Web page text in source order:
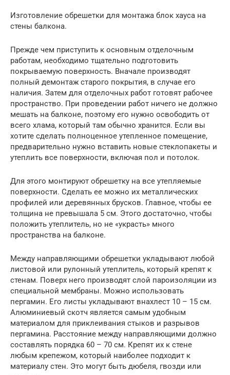
Изготовление обрешетки для монтажа блок хауса на
стены балкона.
Прежде чем приступить к основным отделочным
работам, необходимо тщательно подготовить
покрываемую поверхность. Вначале производят
полный демонтаж старого покрытия, в случае его
наличия. Затем для отделочных работ готовят рабочее
пространство. При проведении работ ничего не должно
мешать на балконе, поэтому его нужно освободить от
всего хлама, который там обычно хранится. Если вы
хотите сделать полноценное утепленное помещение,
предварительно нужно вставить новые стеклопакеты и
утеплить все поверхности, включая пол и потолок.
Для этого монтируют обрешетку на все утепляемые
поверхности. Сделать ее можно их металлических
профилей или деревянных брусков. Главное, чтобы ее
толщина не превышала 5 см. Этого достаточно, чтобы
положить утеплитель, но не «украсть» много
пространства на балконе.
Между направляющими обрешетки укладывают любой
листовой или рулонный утеплитель, который крепят к
стенам. Поверх него производят слой пароизоляции из
специальной мембраны. Можно использовать
пергамин. Его листы укладывают внахлест 10 – 15 см.
Алюминиевый скотч является самым удобным
материалом для приклеивания стыков и разрывов
пергамина. Расстояние между направляющими должно
составлять порядка 60 – 70 см. Крепят их к стене
любым крепежом, который наиболее подходит к
материалу стен. Это могут быть дюбеля, гвозди или